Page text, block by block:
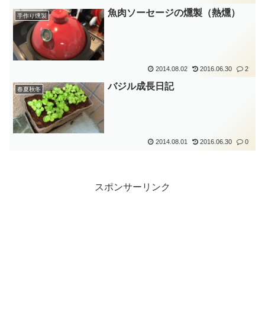
手作り燻製 魚肉ソーセージの燻製（熱燻）
2014.08.02 2016.06.30 2
春夏秋冬 バジル成長日記
2014.08.01 2016.06.30 0
スポンサーリンク